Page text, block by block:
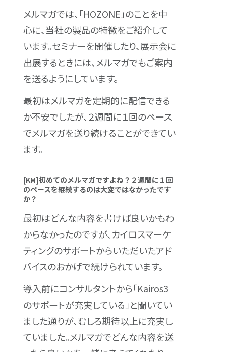
メルマガでは、「HOZONE」のことを中
心に、当社の製品の特徴をご紹介して
います。セミナーを開催したり、展示会に
出展するときには、メルマガでもご案内
を送るようにしています。
最初はメルマガを定期的に配信できる
か不安でしたが、２週間に１回のペース
でメルマガを送り続けることができてい
ます。
[KM]初めてのメルマガですよね？２週間に１回
のペースを継続するのは大変ではなかったです
か？
最初はどんな内容を書けば良いかもわ
からなかったのですが、カイロスマーケ
ティングのサポートからいただいたアド
バイスのおかげで続けられています。
導入前にコンサルタントから「Kairos3
のサポートが充実している」と聞いてい
ました通りが、むしろ期待以上に充実し
ていました。メルマガでどんな内容を送